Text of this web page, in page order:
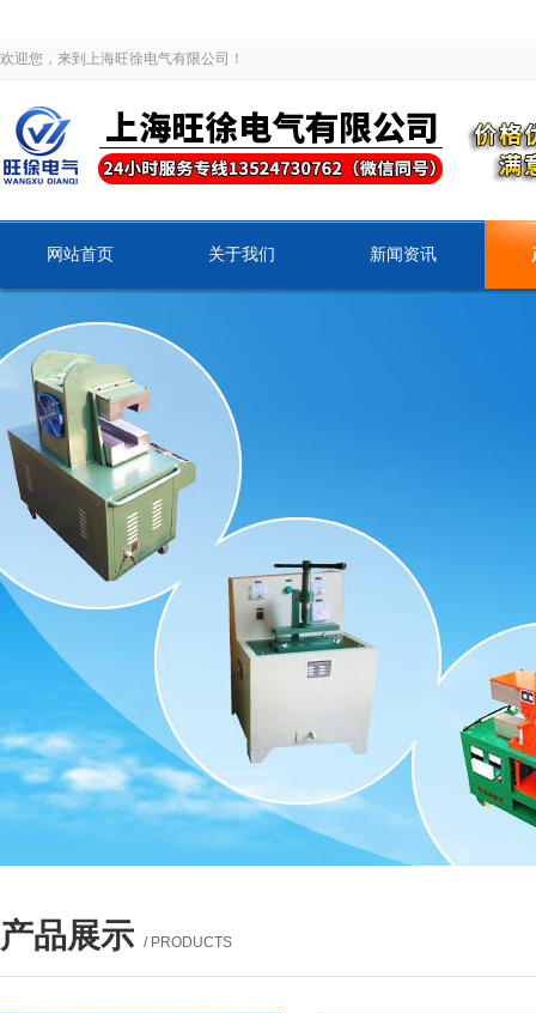
欢迎您，来到上海旺徐电气有限公司！
网站首页 关于我们 新闻资讯
产品展示 / PRODUCTS